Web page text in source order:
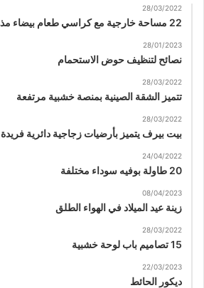
28/03/2022
22 مساحة خارجية مع كراسي طعام بيضاء مذهلة
28/01/2023
نصائح لتنظيف حوض الاستحمام
28/03/2022
تتميز الشقة الصينية بمنصة خشبية مرتفعة
28/03/2022
بيت بيرف يتميز بأرضيات زجاجية دائرية
24/04/2022
20 طاولة بوفيه سوداء مختلفة
08/04/2023
زينة عيد الميلاد في الهواء الطلق
28/03/2022
15 تصاميم باب لوحة خشبية
22/03/2023
ديكور الحائط